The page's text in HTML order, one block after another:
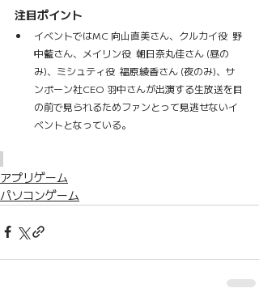
注目ポイント
イベントではMC 向山直美さん、クルカイ役  野
中藍さん、メイリン役  朝日奈丸佳さん (昼の
み)、ミシュティ役  福原綾香さん (夜のみ)、サ
ンボーン社CEO 羽中さんが出演する生放送を目
の前で見られるためファンとって見逃せないイ
ベントとなっている。
アプリゲーム
パソコンゲーム